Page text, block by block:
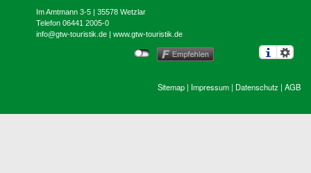
Im Amtmann 3-5 | 35578 Wetzlar
Telefon 06441 2005-0
info@gtw-touristik.de |www.gtw-touristik.de
Sitemap | Impressum | Datenschutz | AGB